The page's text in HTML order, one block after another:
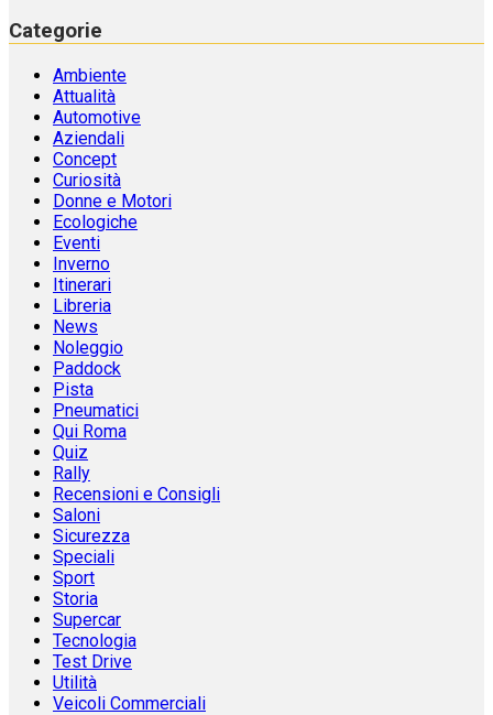
Categorie
Ambiente
Attualità
Automotive
Aziendali
Concept
Curiosità
Donne e Motori
Ecologiche
Eventi
Inverno
Itinerari
Libreria
News
Noleggio
Paddock
Pista
Pneumatici
Qui Roma
Quiz
Rally
Recensioni e Consigli
Saloni
Sicurezza
Speciali
Sport
Storia
Supercar
Tecnologia
Test Drive
Utilità
Veicoli Commerciali